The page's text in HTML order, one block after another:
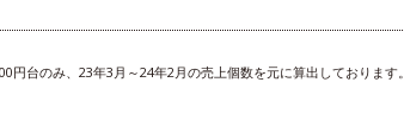
台のみ、23年3月～24年2月の売上個数を元に算出しております。